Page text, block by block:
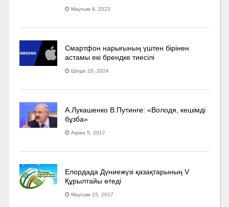
Маусым 8, 2023
Смартфон нарығының үштен бірінен
астамы екі брендке тиесілі
Шілде 20, 2024
А.Лукашенко В.Путинге: «Володя, кешімді
бұзба»
Ақпан 5, 2017
Елордада Дүниежүзі қазақтарының V
Құрылтайы өтеді
Маусым 15, 2017